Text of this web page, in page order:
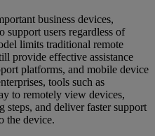
business devices,
support users regardless of
limits traditional remote
provide effective assistance
platforms, and mobile device
tools such as
to remotely view devices,
steps, and deliver faster support
the device.